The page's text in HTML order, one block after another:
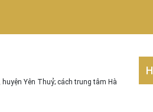
Yên Thuỷ; cách trung tâm Hà